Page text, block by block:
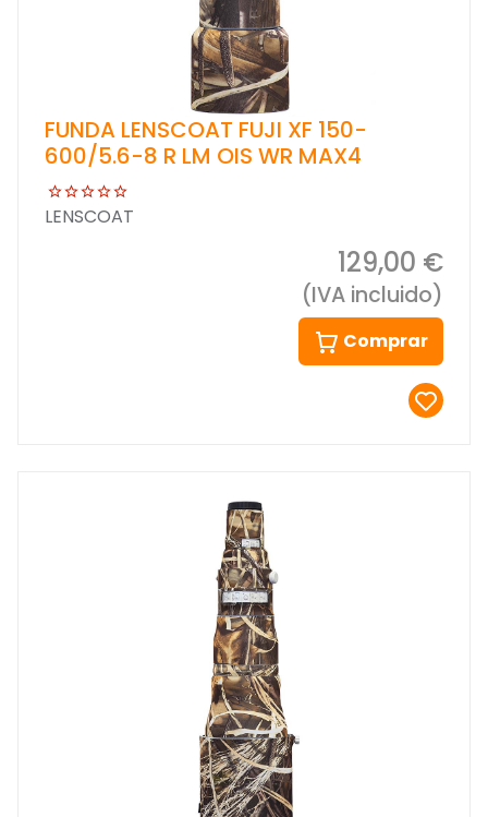
FUNDA LENSCOAT FUJI XF 150-
600/5.6-8 R LM OIS WR MAX4
LENSCOAT
129,00 €
(IVA incluido)
Comprar